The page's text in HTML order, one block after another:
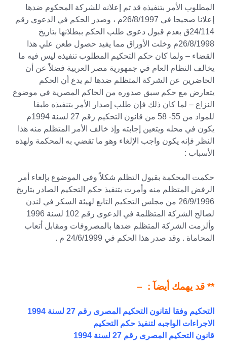
المطلوب الأمر بتنفيذه قد تم إعلانه للشركة المحكوم ضدها
إعلانا صحيحا في 26/8/1997م ، وصدر الحكم في الدعوى رقم
24/114ق بعدم قبول دعوى طلب الحكم ببطلانها بتاريخ
26/8/1998م وخلت الأوراق مما يفيد حصول طعن علي هذا
القضاء – ولما كان حكم التحكيم المطلوب تنفيذه ليس فيه ما
يخالف النظام العام في جمهورية مصر العربية فضلاً عن أن
الحاضرين عن الشركة المتظلم ضدها لم يدع أن الحكم
يتعارض مع حكم سبق صدوره من الحاكم المصرية في موضوع
النزاع – لما كان ذلك فإن طلب إصدار الأمر بتنفيذه طبقا
للمواد من 55- 58 من قانون التحكيم رقم 27 لسنة 1994م
يكون في محله ويتعين إجابته وإذ خالف الأمر المتظلم منه هذا
النظر فإنه يكون واجب الإلغاء وهو ما تقضي به المحكمة ولهذه
الأسباب :
حكمت المحكمة بقبول التظلم شكلاً وفي الموضوع بإلغاء أمر
الرفض المتظلم منه وأمرت بتنفيذ حكم التحكيم الصادر بتاريخ
26/9/1996 من مجلس التحكيم التابع لهيئة السكر في لندن
لصالح الشركة المتظلمة في الدعوى رقم 102 لسنة 1996
وألزمت الشركة المتظلم ضدها بالمصروفات ومقابل أتعاب
المحاماة . وقد صدر هذا الحكم في 24/6/1999 م .
** قد يهمك أيضآ : –
التحكيم وفقا لقانون التحكيم المصرى رقم 27 لسنة 1994
الاجراءات الواجبه لتنفيذ حكم التحكيم
قانون التحكيم المصرى رقم 27 لسنة 1994